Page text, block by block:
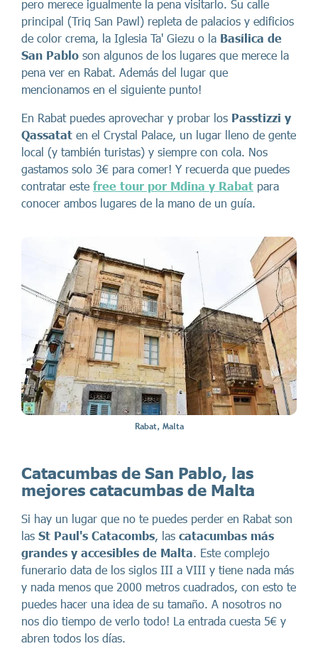
pero merece igualmente la pena visitarlo. Su calle
principal (Triq San Pawl) repleta de palacios y edificios
de color crema, la Iglesia Ta' Giezu o la Basílica de
San Pablo son algunos de los lugares que merece la
pena ver en Rabat. Además del lugar que
mencionamos en el siguiente punto!
En Rabat puedes aprovechar y probar los Passtizzi y
Qassatat en el Crystal Palace, un lugar lleno de gente
local (y también turistas) y siempre con cola. Nos
gastamos solo 3€ para comer! Y recuerda que puedes
contratar este free tour por Mdina y Rabat para
conocer ambos lugares de la mano de un guía.
Rabat, Malta
Catacumbas de San Pablo, las
mejores catacumbas de Malta
Si hay un lugar que no te puedes perder en Rabat son
las St Paul's Catacombs, las catacumbas más
grandes y accesibles de Malta. Este complejo
funerario data de los siglos III a VIII y tiene nada más
y nada menos que 2000 metros cuadrados, con esto te
puedes hacer una idea de su tamaño. A nosotros no
nos dio tiempo de verlo todo! La entrada cuesta 5€ y
abren todos los días.